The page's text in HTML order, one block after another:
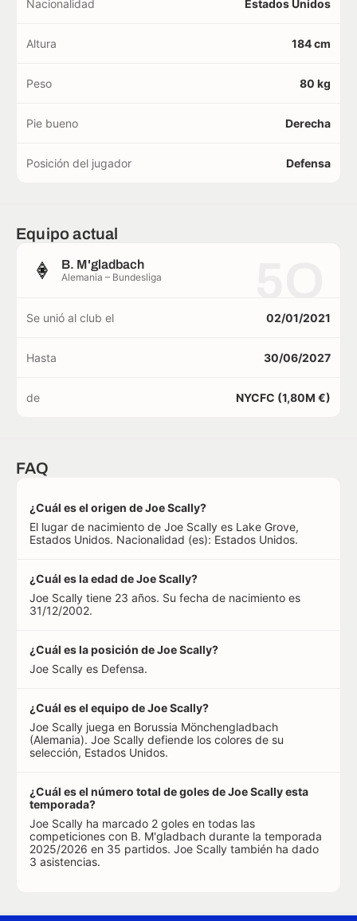
Nacionalidad Estados Unidos
Altura 184 cm
Peso 80 kg
Pie bueno Derecha
Posición del jugador Defensa
Equipo actual
B. M'gladbach
Alemania – Bundesliga
Se unió al club el 02/01/2021
Hasta 30/06/2027
de NYCFC (1,80M €)
FAQ
¿Cuál es el origen de Joe Scally?
El lugar de nacimiento de Joe Scally es Lake Grove,
Estados Unidos. Nacionalidad (es): Estados Unidos.
¿Cuál es la edad de Joe Scally?
Joe Scally tiene 23 años. Su fecha de nacimiento es
31/12/2002.
¿Cuál es la posición de Joe Scally?
Joe Scally es Defensa.
¿Cuál es el equipo de Joe Scally?
Joe Scally juega en Borussia Mönchengladbach
(Alemania). Joe Scally defiende los colores de su
selección, Estados Unidos.
¿Cuál es el número total de goles de Joe Scally esta
temporada?
Joe Scally ha marcado 2 goles en todas las
competiciones con B. M'gladbach durante la temporada
2025/2026 en 35 partidos. Joe Scally también ha dado
3 asistencias.